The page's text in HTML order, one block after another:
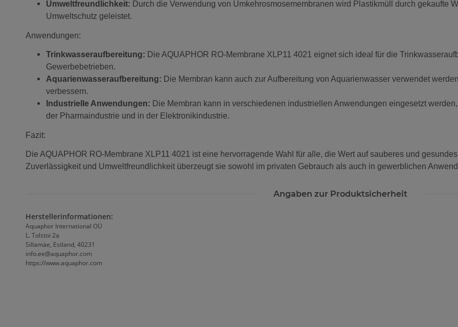
Umweltfreundlichkeit: Durch die Verwendung von Umkehrosmosemembranen wird Plastikmüll durch gekaufte
Umweltschutz geleistet.
Anwendungen:
Trinkwasseraufbereitung: Die AQUAPHOR RO-Membrane XLP11 4021 eignet sich ideal für die
Gewerbebetrieben.
Aquarienwasseraufbereitung: Die Membran kann auch zur Aufbereitung von Aquarienwasser verwendet
verbessern.
Industrielle Anwendungen: Die Membran kann in verschiedenen industriellen Anwendungen eingesetzt
der Pharmaindustrie und in der Elektronikindustrie.
Fazit:
Die AQUAPHOR RO-Membrane XLP11 4021 ist eine hervorragende Wahl für alle, die Wert auf sauberes und
Zuverlässigkeit und Umweltfreundlichkeit überzeugt sie sowohl im privaten Gebrauch als auch in gewerblichen
Angaben zur Produktsicherheit
Herstellerinformationen:
Aquaphor International OÜ
L. Tolstoi 2a
Sillamäe, Estland, 40231
info.ee@aquaphor.com
https://www.aquaphor.com